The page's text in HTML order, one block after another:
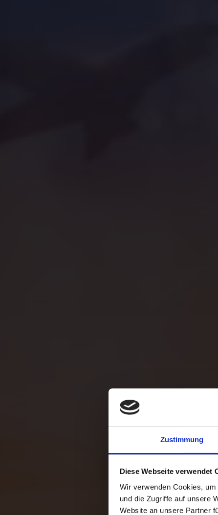
Zustimmung
Diese Webseite verwendet
Wir verwenden Cookies,
und die Zugriffe auf unsere
Website an unsere Partner